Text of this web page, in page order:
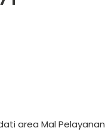
area Mal Pelayanan